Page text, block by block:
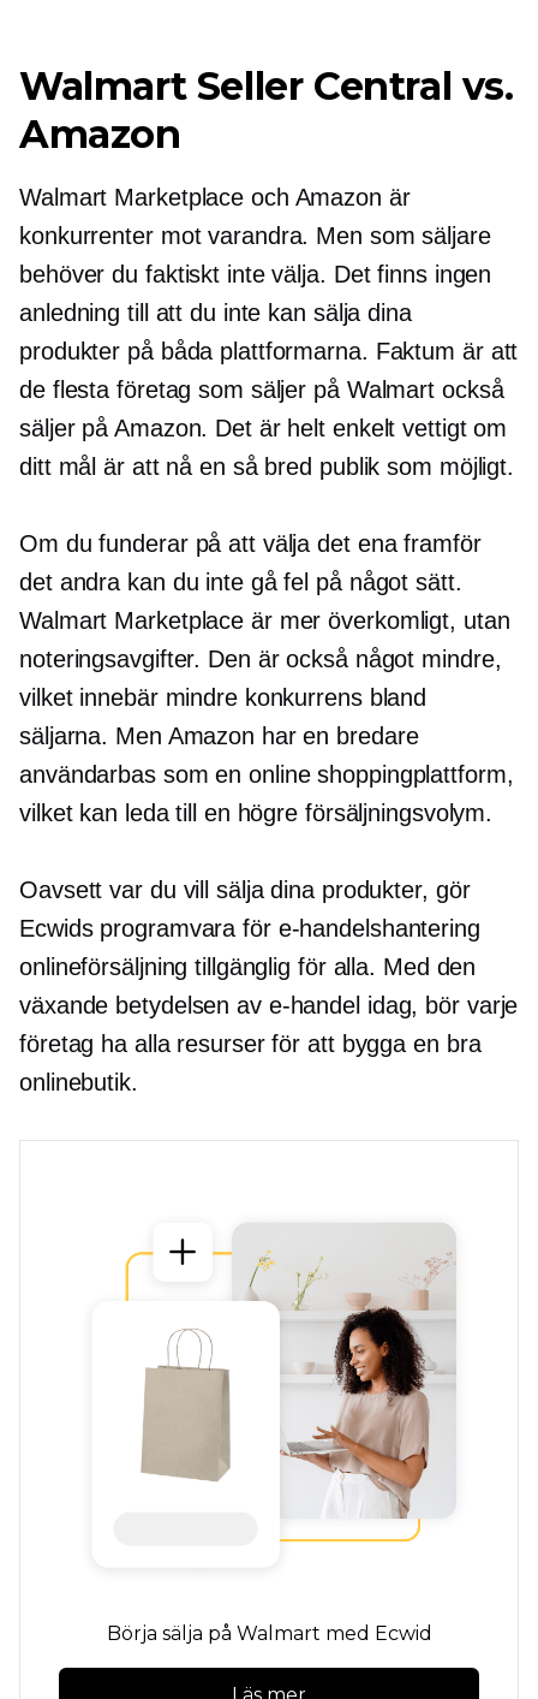
Walmart Seller Central vs.
Amazon
Walmart Marketplace och Amazon är
konkurrenter mot varandra. Men som säljare
behöver du faktiskt inte välja. Det finns ingen
anledning till att du inte kan sälja dina
produkter på båda plattformarna. Faktum är att
de flesta företag som säljer på Walmart också
säljer på Amazon. Det är helt enkelt vettigt om
ditt mål är att nå en så bred publik som möjligt.
Om du funderar på att välja det ena framför
det andra kan du inte gå fel på något sätt.
Walmart Marketplace är mer överkomligt, utan
noteringsavgifter. Den är också något mindre,
vilket innebär mindre konkurrens bland
säljarna. Men Amazon har en bredare
användarbas som en online shoppingplattform,
vilket kan leda till en högre försäljningsvolym.
Oavsett var du vill sälja dina produkter, gör
Ecwids programvara för e-handelshantering
onlineförsäljning tillgänglig för alla. Med den
växande betydelsen av e-handel idag, bör varje
företag ha alla resurser för att bygga en bra
onlinebutik.
Börja sälja på Walmart med Ecwid